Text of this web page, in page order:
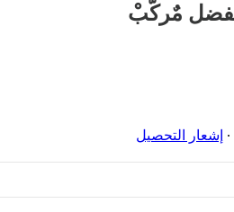
بفضل مٌركَّبْ
∙ إشعار التحصيل